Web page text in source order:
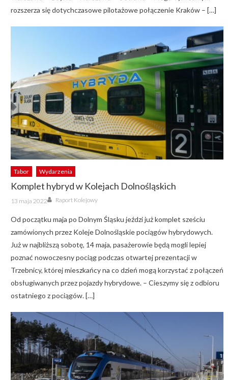
rozszerza się dotychczasowe pilotażowe połączenie Kraków – […]
Tabor Wydarzenia
Komplet hybryd w Kolejach Dolnośląskich
Posted
on
13 maja 2022 Author
Raport Kolejowy
Od początku maja po Dolnym Śląsku jeździ już komplet sześciu
zamówionych przez Koleje Dolnośląskie pociągów hybrydowych.
Już w najbliższą sobotę, 14 maja, pasażerowie będą mogli lepiej
poznać nowoczesny pociąg podczas otwartej prezentacji w
Trzebnicy, której mieszkańcy na co dzień mogą korzystać z połączeń
obsługiwanych przez pojazdy hybrydowe. – Cieszymy się z odbioru
ostatniego z pociągów. […]